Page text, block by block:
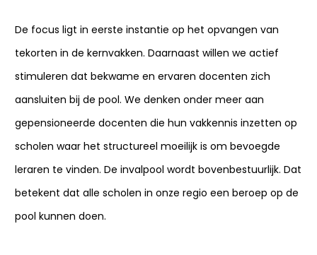
De focus ligt in eerste instantie op het opvangen van
tekorten in de kernvakken. Daarnaast willen we actief
stimuleren dat bekwame en ervaren docenten zich
aansluiten bij de pool. We denken onder meer aan
gepensioneerde docenten die hun vakkennis inzetten op
scholen waar het structureel moeilijk is om bevoegde
leraren te vinden. De invalpool wordt bovenbestuurlijk. Dat
betekent dat alle scholen in onze regio een beroep op de
pool kunnen doen.